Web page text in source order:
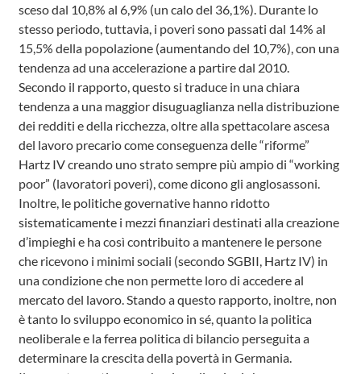
sceso dal 10,8% al 6,9% (un calo del 36,1%). Durante lo
stesso periodo, tuttavia, i poveri sono passati dal 14% al
15,5% della popolazione (aumentando del 10,7%), con una
tendenza ad una accelerazione a partire dal 2010.
Secondo il rapporto, questo si traduce in una chiara
tendenza a una maggior disuguaglianza nella distribuzione
dei redditi e della ricchezza, oltre alla spettacolare ascesa
del lavoro precario come conseguenza delle “riforme”
Hartz IV creando uno strato sempre più ampio di “working
poor” (lavoratori poveri), come dicono gli anglosassoni.
Inoltre, le politiche governative hanno ridotto
sistematicamente i mezzi finanziari destinati alla creazione
d’impieghi e ha così contribuito a mantenere le persone
che ricevono i minimi sociali (secondo SGBII, Hartz IV) in
una condizione che non permette loro di accedere al
mercato del lavoro. Stando a questo rapporto, inoltre, non
è tanto lo sviluppo economico in sé, quanto la politica
neoliberale e la ferrea politica di bilancio perseguita a
determinare la crescita della povertà in Germania.